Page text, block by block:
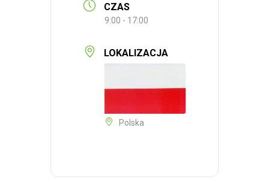
CZAS
9:00 - 17:00
LOKALIZACJA
Polska